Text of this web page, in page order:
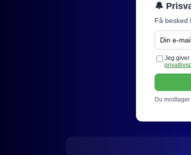
🔔
Få besked
Jeg giver
Du